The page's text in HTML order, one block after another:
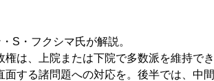
S・フクシマ氏が解説。
は、上院または下院で多数派を維持でき
する諸問題への対応を。後半では、中間